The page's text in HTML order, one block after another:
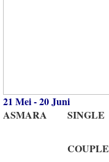
21 Mei - 20 Juni
ASMARA
SINGLE
COUPLE